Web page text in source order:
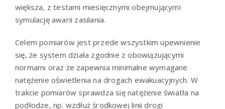
większa, z testami miesięcznymi obejmującymi
symulację awarii zasilania.
Celem pomiarów jest przede wszystkim upewnienie
się, że system działa zgodnie z obowiązującymi
normami oraz że zapewnia minimalne wymagane
natężenie oświetlenia na drogach ewakuacyjnych. W
trakcie pomiarów sprawdza się natężenie światła na
podłodze, np. wzdłuż środkowej linii drogi